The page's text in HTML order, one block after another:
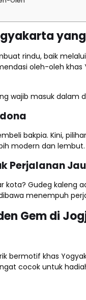
rindu, baik
oleh-oleh
wajib masuk dalam
bakpia. Kini,
modern dan lembut.
Perjalanan
kota? Gudeg kaleng
menempuh
Gem di
bermotif khas
cocok untuk